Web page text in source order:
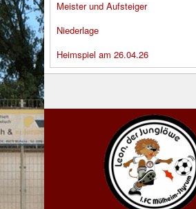
Meister und Aufsteiger
Niederlage
Heimspiel am 26.04.26